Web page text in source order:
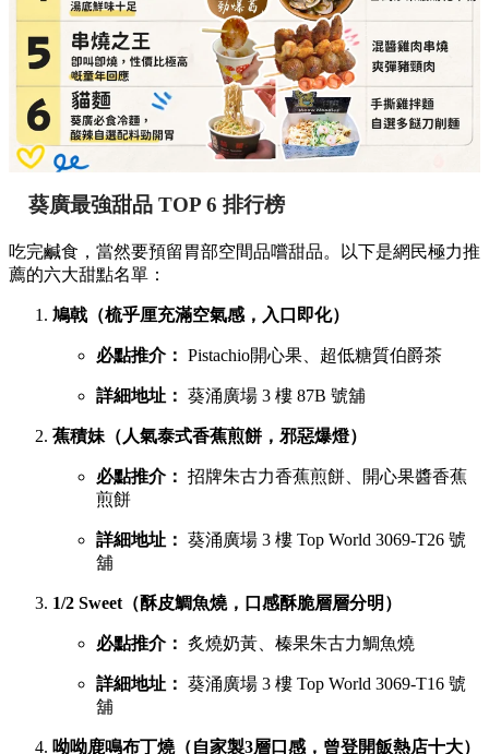
葵廣最強甜品 TOP 6 排行榜
吃完鹹食，當然要預留胃部空間品嚐甜品。以下是網民極力推
薦的六大甜點名單：
鳩戟（梳乎厘充滿空氣感，入口即化）
必點推介： Pistachio開心果、超低糖質伯爵茶
詳細地址： 葵涌廣場 3 樓 87B 號舖
蕉積妹（人氣泰式香蕉煎餅，邪惡爆燈）
必點推介： 招牌朱古力香蕉煎餅、開心果醬香蕉
煎餅
詳細地址： 葵涌廣場 3 樓 Top World 3069-T26 號
舖
1/2 Sweet（酥皮鯛魚燒，口感酥脆層層分明）
必點推介： 炙燒奶黃、榛果朱古力鯛魚燒
詳細地址： 葵涌廣場 3 樓 Top World 3069-T16 號
舖
呦呦鹿鳴布丁燒（自家製3層口感，曾登開飯熱店十大）